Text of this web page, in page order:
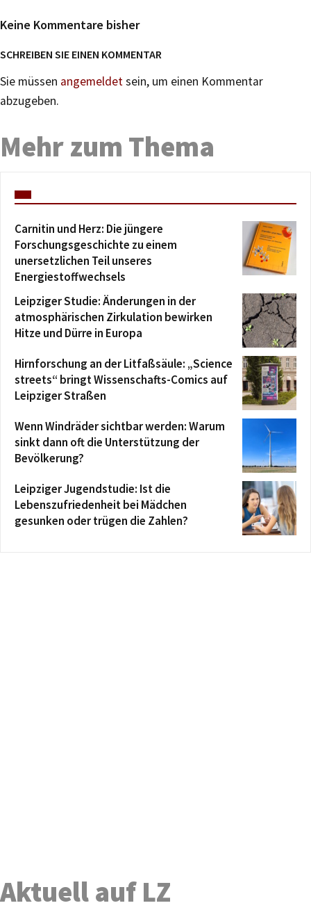
Keine Kommentare bisher
SCHREIBEN SIE EINEN KOMMENTAR
Sie müssen angemeldetsein, um einen Kommentar
abzugeben.
Mehr zum Thema
Carnitin und Herz: Die jüngere
Forschungsgeschichte zu einem
unersetzlichen Teil unseres
Energiestoffwechsels
Leipziger Studie: Änderungen in der
atmosphärischen Zirkulation bewirken
Hitze und Dürre in Europa
Hirnforschung an der Litfaßsäule: „Science
streets“ bringt Wissenschafts-Comics auf
Leipziger Straßen
Wenn Windräder sichtbar werden: Warum
sinkt dann oft die Unterstützung der
Bevölkerung?
Leipziger Jugendstudie: Ist die
Lebenszufriedenheit bei Mädchen
gesunken oder trügen die Zahlen?
Aktuell auf LZ